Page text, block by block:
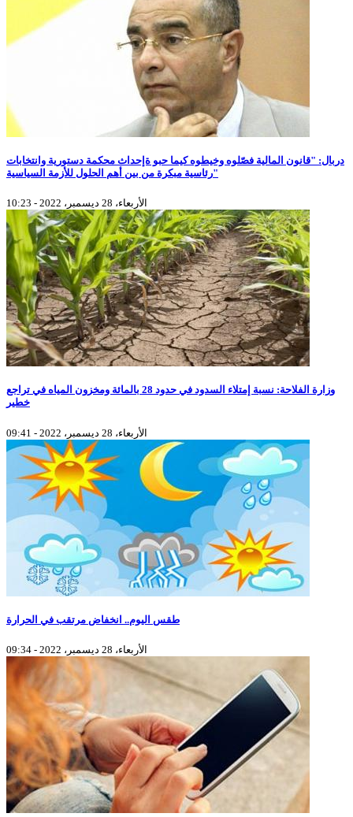
دربال: "قانون المالية فصّلوه وخيطوه كيما حبو ةإحداث محكمة دستورية وانتخابات
رئاسية مبكرة من بين أهم الحلول للأزمة السياسية"
الأربعاء، 28 ديسمبر، 2022 - 10:23
وزارة الفلاحة: نسبة إمتلاء السدود في حدود 28 بالمائة ومخزون المياه في تراجع
خطير
الأربعاء، 28 ديسمبر، 2022 - 09:41
طقس اليوم.. انخفاض مرتقب في الحرارة
الأربعاء، 28 ديسمبر، 2022 - 09:34